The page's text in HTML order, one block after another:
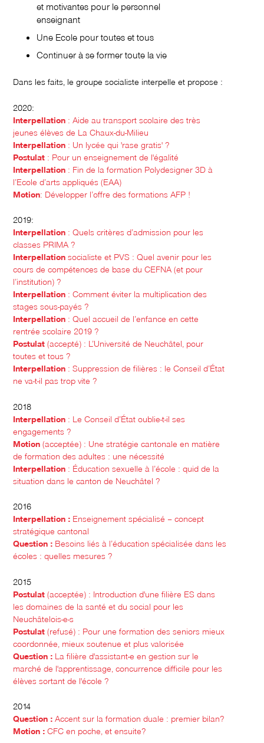
et motivantes pour le personnel
enseignant
Une Ecole pour toutes et tous
Continuer à se former toute la vie
Dans les faits, le groupe socialiste interpelle et propose :
2020:
Interpellation : Aide au transport scolaire des très
jeunes élèves de La Chaux-du-Milieu
Interpellation : Un lycée qui 'rase gratis' ?
Postulat : Pour un enseignement de l'égalité
Interpellation : Fin de la formation Polydesigner 3D à
l’Ecole d’arts appliqués (EAA)
Motion: Développer l’offre des formations AFP !
2019:
Interpellation : Quels critères d’admission pour les
classes PRIMA ?
Interpellation socialiste et PVS : Quel avenir pour les
cours de compétences de base du CEFNA (et pour
l’institution) ?
Interpellation : Comment éviter la multiplication des
stages sous-payés ?
Interpellation : Quel accueil de l’enfance en cette
rentrée scolaire 2019 ?
Postulat (accepté) : L’Université de Neuchâtel, pour
toutes et tous ?
Interpellation : Suppression de filières : le Conseil d’État
ne va-t-il pas trop vite ?
2018
Interpellation : Le Conseil d’État oublie-t-il ses
engagements ?
Motion (acceptée) : Une stratégie cantonale en matière
de formation des adultes : une nécessité
Interpellation : Éducation sexuelle à l’école : quid de la
situation dans le canton de Neuchâtel ?
2016
Interpellation : Enseignement spécialisé – concept
stratégique cantonal
Question : Besoins liés à l’éducation spécialisée dans les
écoles : quelles mesures ?
2015
Postulat(acceptée) : Introduction d'une filière ES dans
les domaines de la santé et du social pour les
Neuchâtelois-e-s
Postulat (refusé) : Pour une formation des seniors mieux
coordonnée, mieux soutenue et plus valorisée
Question : La filière d'assistant-e en gestion sur le
marché de l'apprentissage, concurrence difficile pour les
élèves sortant de l'école ?
2014
Question : Accent sur la formation duale : premier bilan?
Motion : CFC en poche, et ensuite?